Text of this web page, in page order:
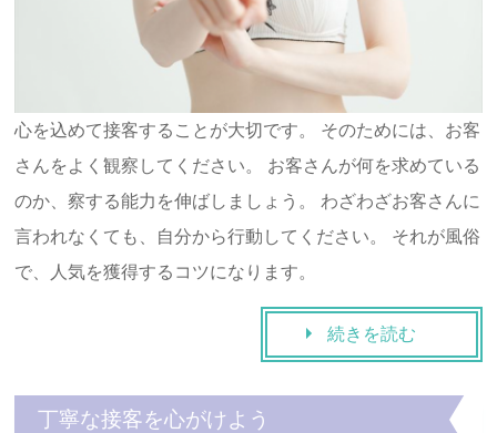
心を込めて接客することが大切です。 そのためには、お客
さんをよく観察してください。 お客さんが何を求めている
のか、察する能力を伸ばしましょう。 わざわざお客さんに
言われなくても、自分から行動してください。 それが風俗
で、人気を獲得するコツになります。
続きを読む
丁寧な接客を心がけよう